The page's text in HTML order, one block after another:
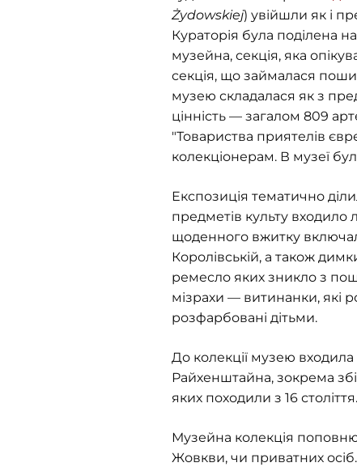
Żydowskiej) увійшли як і
Кураторія була поділена
музейна, секція, яка
секція, що займалася
музею складалася як з
цінність — загалом 809
"Товариства приятелів
колекціонерам. В музеї
Експозиція тематично
предметів культу входило
щоденного вжитку
Королівській, а також
ремесло яких зникло з
мізрахи — витинанки, які
розфарбовані дітьми.
До колекції музею
Райхенштайна, зокрема
яких походили з 16 століття.
Музейна колекція
Жовкви, чи приватних